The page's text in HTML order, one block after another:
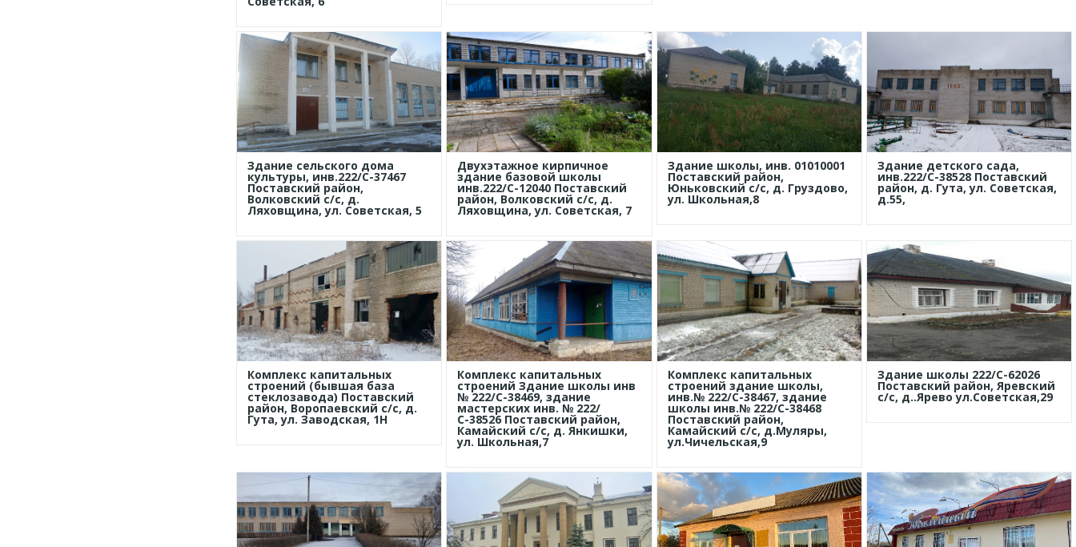
Здание сельского дома
культуры, инв.222/С-37467
Поставский район,
Волковский с/с, д.
Ляховщина, ул. Советская, 5
Двухэтажное кирпичное
здание базовой школы
инв.222/С-12040 Поставский
район, Волковский с/с, д.
Ляховщина, ул. Советская, 7
Здание школы, инв. 01010001
Поставский район,
Юньковский с/с, д. Груздово,
ул. Школьная,8
Здание детского сада,
инв.222/С-38528 Поставский
район, д. Гута, ул. Советская,
д.55,
Комплекс капитальных
строений (бывшая база
стеклозавода) Поставский
район, Воропаевский с/с, д.
Гута, ул. Заводская, 1Н
Комплекс капитальных
строений Здание школы инв
№ 222/С-38469, здание
мастерских инв. № 222/
С-38526 Поставский район,
Камайский с/с, д. Янкишки,
ул. Школьная,7
Комплекс капитальных
строений здание школы,
инв.№ 222/С-38467, здание
школы инв.№ 222/С-38468
Поставский район,
Камайский с/с, д.Муляры,
ул.Чичельская,9
Здание школы 222/С-62026
Поставский район, Яревский
с/с, д..Ярево ул.Советская,29